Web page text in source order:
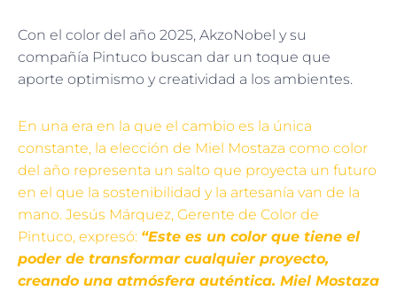
Con el color del año 2025, AkzoNobel y su
compañía Pintuco buscan dar un toque que
aporte optimismo y creatividad a los ambientes.
En una era en la que el cambio es la única
constante, la elección de Miel Mostaza como color
del año representa un salto que proyecta un futuro
en el que la sostenibilidad y la artesanía van de la
mano. Jesús Márquez, Gerente de Color de
Pintuco, expresó: “Este es un color que tiene el
poder de transformar cualquier proyecto,
creando una atmósfera auténtica. Miel Mostaza